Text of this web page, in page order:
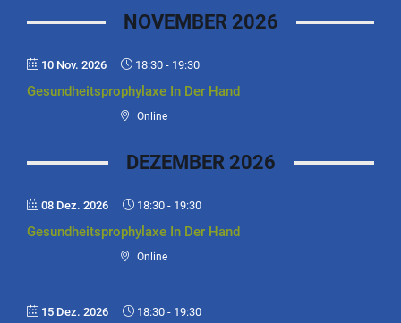
NOVEMBER 2026
10 Nov. 2026 18:30 - 19:30
Gesundheitsprophylaxe In Der Hand
Online
DEZEMBER 2026
08 Dez. 2026 18:30 - 19:30
Gesundheitsprophylaxe In Der Hand
Online
15 Dez. 2026 18:30 - 19:30